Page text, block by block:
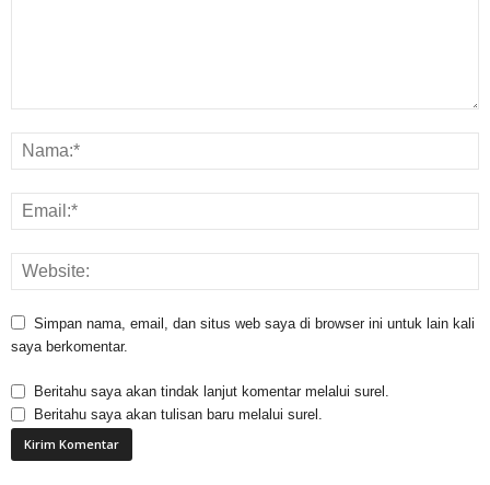
Simpan nama, email, dan situs web saya di browser ini untuk lain kali
saya berkomentar.
Beritahu saya akan tindak lanjut komentar melalui surel.
Beritahu saya akan tulisan baru melalui surel.